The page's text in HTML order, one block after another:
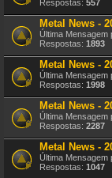
Respostas: 557
Metal News -
Última Mensagem
Respostas: 1893
Metal News -
Última Mensagem
Respostas: 1998
Metal News -
Última Mensagem
Respostas: 2287
Metal News -
Última Mensagem
Respostas: 1047